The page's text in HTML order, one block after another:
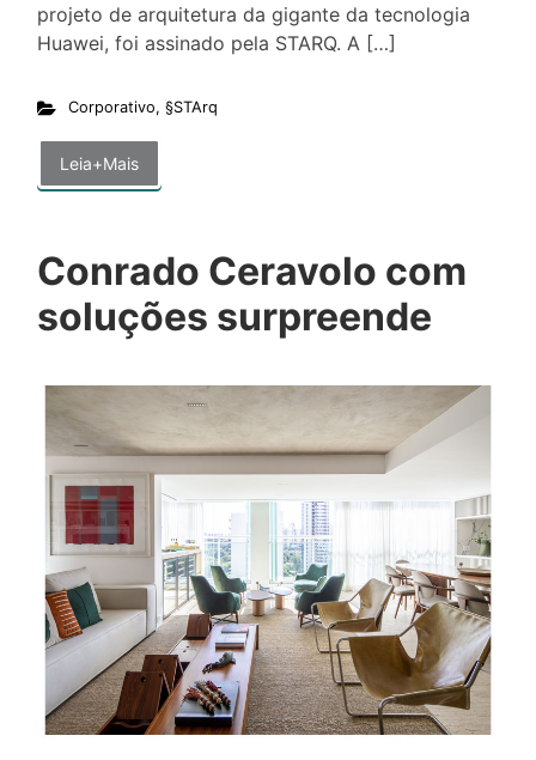
projeto de arquitetura da gigante da tecnologia
Huawei, foi assinado pela STARQ. A […]
Corporativo, §STArq
Leia+Mais
Conrado Ceravolo com
soluções surpreende